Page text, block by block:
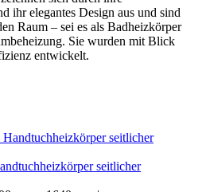
ihr elegantes Design aus und sind
Raum – sei es als Badheizkörper
Sie wurden mit Blick
entwickelt.
seitlicher